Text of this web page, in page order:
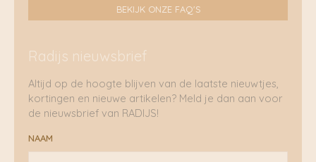
BEKIJK ONZE FAQ'S
Radijs nieuwsbrief
Altijd op de hoogte blijven van de laatste nieuwtjes,
kortingen en nieuwe artikelen? Meld je dan aan voor
de nieuwsbrief van RADIJS!
NAAM